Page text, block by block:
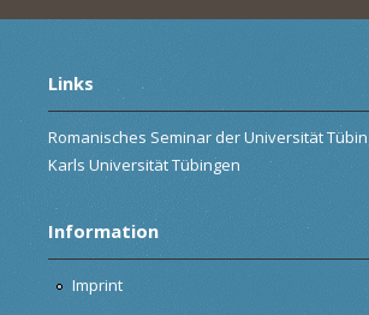
Links
Romanisches Seminar der Universität
Karls Universität Tübingen
Information
Imprint